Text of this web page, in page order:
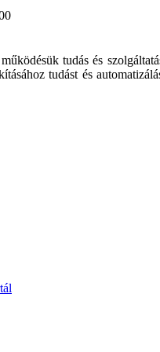
tudás és
tudást és